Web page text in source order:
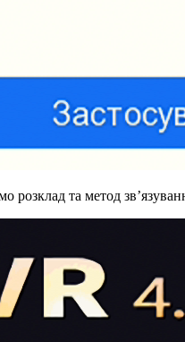
розклад та метод